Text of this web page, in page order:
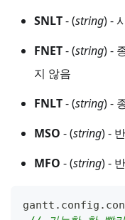
SNLT- (string) -
FNET- (string) -
지 않음
FNLT- (string) -
MSO - (string) -
MFO - (string) -
gantt . config .